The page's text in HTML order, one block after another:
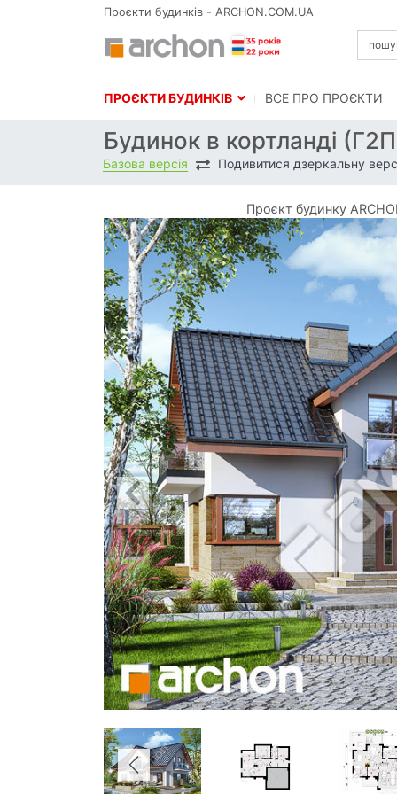
Проєкти будинків - ARCHON.COM.UA
ПРОЄКТИ БУДИНКІВ BСЕ ПРО ПРОЄКТИ
Будинок в кортланді
Базова версія Подивитися дзеркальну
Проєкт будинку